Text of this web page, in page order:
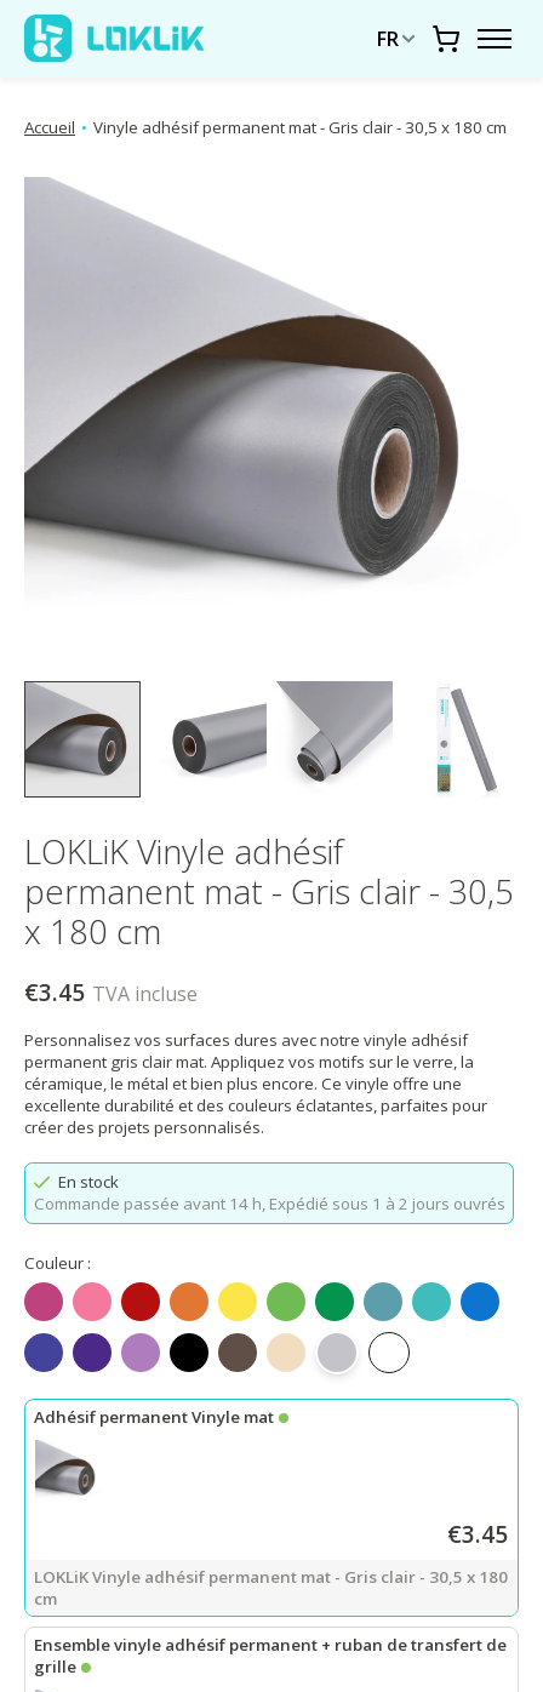
FR Chariot
Accueil • Vinyle adhésif permanent mat - Gris clair - 30,5 x 180 cm
Diaporama d'images de produits Articles
LOKLiK Vinyle adhésif
permanent mat - Gris clair - 30,5
x 180 cm
€3.45 TVA incluse
Personnalisez vos surfaces dures avec notre vinyle adhésif
permanent gris clair mat. Appliquez vos motifs sur le verre, la
céramique, le métal et bien plus encore. Ce vinyle offre une
excellente durabilité et des couleurs éclatantes, parfaites pour
créer des projets personnalisés.
En stock
Commande passée avant 14 h, Expédié sous 1 à 2 jours ouvrés
Couleur :
Fuchsia mat
Rose matRouge matOrange mat
Jaune citron mat
Vert pomme mat
Vert matBleu sarcelle mat
Bleu Tiffany
Bleu mat
Bleu roi mat
Violet matViolet clair mat
Noir matCafé foncé mat
Beige matGris clair mat
Blanc mat
Adhésif permanent Vinyle mat
€3.45
LOKLiK Vinyle adhésif permanent mat - Gris clair - 30,5 x 180
cm
Ensemble vinyle adhésif permanent + ruban de transfert de
grille